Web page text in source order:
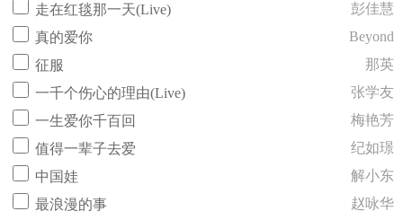
走在红毯那一天(Live)
彭佳慧
真的爱你
Beyond
征服
那英
一千个伤心的理由(Live)
张学友
一生爱你千百回
梅艳芳
值得一辈子去爱
纪如璟
中国娃
解小东
最浪漫的事
赵咏华